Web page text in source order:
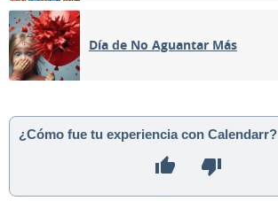
Día de No Aguantar Más
¿Cómo fue tu experiencia con Calendarr?